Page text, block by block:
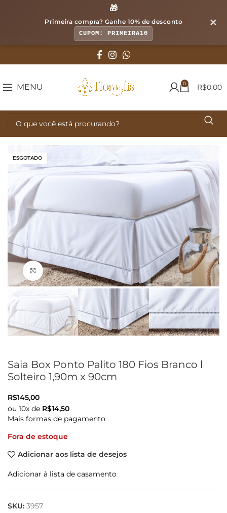
🎁
Primeira compra? Ganhe 10% de desconto
CUPOM: PRIMEIRA10
✕
MENU 0 R$0,00
ESGOTADO
Clique para ampliar
Saia Box Ponto Palito 180 Fios Branco l
Solteiro 1,90m x 90cm
R$145,00
ou 10x de R$14,50
Mais formas de pagamento
Fora de estoque
Adicionar aos lista de desejos
Adicionar à lista de casamento
SKU: 3957